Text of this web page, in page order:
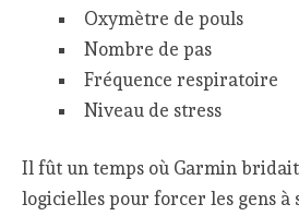
Oxymètre de pouls
Nombre de pas
Fréquence respiratoire
Niveau de stress
Il fût un temps où Garmin
logicielles pour forcer les gens à